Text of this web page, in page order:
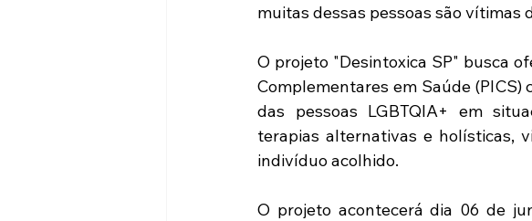
muitas dessas pessoas são vítimas
O projeto "Desintoxica SP" busca
Complementares em Saúde
das pessoas LGBTQIA+ em
terapias alternativas e holísticas,
indivíduo acolhido.
O projeto acontecerá dia 06 de